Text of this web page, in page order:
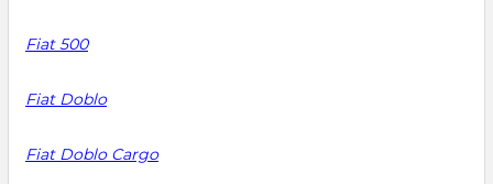
Fiat 500
Fiat Doblo
Fiat Doblo Cargo